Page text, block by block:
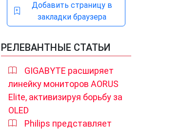
Добавить страницу в
закладки браузера
РЕЛЕВАНТНЫЕ СТАТЬИ
GIGABYTE расширяет
линейку мониторов AORUS
Elite, активизируя борьбу за
OLED
Philips представляет